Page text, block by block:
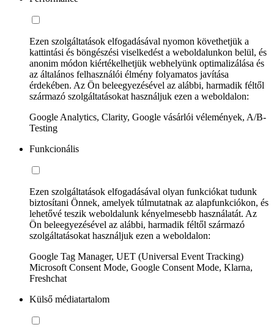
Ezen szolgáltatások elfogadásával nyomon követhetjük a
kattintási és böngészési viselkedést a weboldalunkon belül, és
anonim módon kiértékelhetjük webhelyünk optimalizálása és
az általános felhasználói élmény folyamatos javítása
érdekében. Az Ön beleegyezésével az alábbi, harmadik féltől
származó szolgáltatásokat használjuk ezen a weboldalon:
Google Analytics, Clarity, Google vásárlói vélemények, A/B-
Testing
Funkcionális
Ezen szolgáltatások elfogadásával olyan funkciókat tudunk
biztosítani Önnek, amelyek túlmutatnak az alapfunkciókon, és
lehetővé teszik weboldalunk kényelmesebb használatát. Az
Ön beleegyezésével az alábbi, harmadik féltől származó
szolgáltatásokat használjuk ezen a weboldalon:
Google Tag Manager, UET (Universal Event Tracking)
Microsoft Consent Mode, Google Consent Mode, Klarna,
Freshchat
Külső médiatartalom